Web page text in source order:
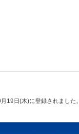
19日(木)に登録されました。